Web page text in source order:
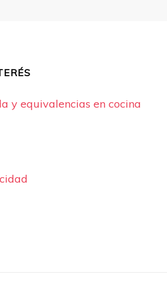
y equivalencias en cocina